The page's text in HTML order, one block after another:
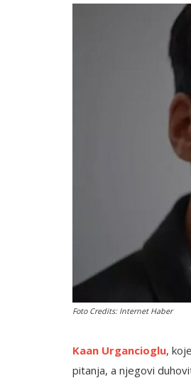
Foto Credits: Internet Haber
Kaan Urgancioglu,
pitanja, a njegovi